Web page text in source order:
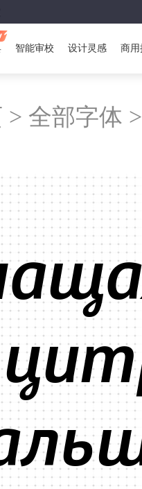
智能审校 设计灵感 商用
> 全部字体